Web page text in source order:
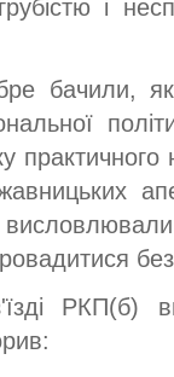
і
бачили,
практичного
РКП(б)